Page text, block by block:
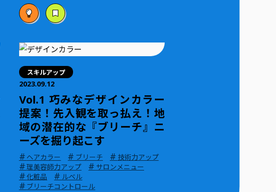
スキルアップ
2023.09.12
Vol.1 巧みなデザインカラー
提案！先入観を取っ払え！地
域の潜在的な『ブリーチ』ニ
ーズを掘り起こす
# ヘアカラー # ブリーチ # 技術力アップ
#理美容師力アップ # サロンメニュー
#化粧品 # ルベル
# ブリーチコントロール